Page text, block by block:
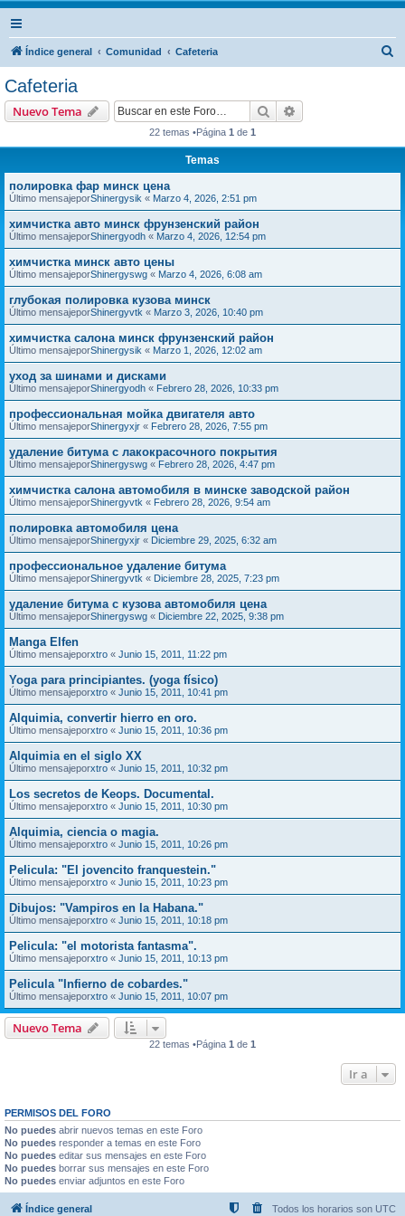
Índice general Comunidad Cafeteria
Cafeteria
Nuevo Tema Buscar
22 temas •Página 1 de 1
Temas
полировка фар минск цена
Último mensajeporShinergysik « Marzo 4, 2026, 2:51 pm
химчистка авто минск фрунзенский район
Último mensajeporShinergyodh « Marzo 4, 2026, 12:54 pm
химчистка минск авто цены
Último mensajeporShinergyswg « Marzo 4, 2026, 6:08 am
глубокая полировка кузова минск
Último mensajeporShinergyvtk « Marzo 3, 2026, 10:40 pm
химчистка салона минск фрунзенский район
Último mensajeporShinergysik « Marzo 1, 2026, 12:02 am
уход за шинами и дисками
Último mensajeporShinergyodh « Febrero 28, 2026, 10:33 pm
профессиональная мойка двигателя авто
Último mensajeporShinergyxjr « Febrero 28, 2026, 7:55 pm
удаление битума с лакокрасочного покрытия
Último mensajeporShinergyswg « Febrero 28, 2026, 4:47 pm
химчистка салона автомобиля в минске заводской район
Último mensajeporShinergyvtk « Febrero 28, 2026, 9:54 am
полировка автомобиля цена
Último mensajeporShinergyxjr « Diciembre 29, 2025, 6:32 am
профессиональное удаление битума
Último mensajeporShinergyvtk « Diciembre 28, 2025, 7:23 pm
удаление битума с кузова автомобиля цена
Último mensajeporShinergyswg « Diciembre 22, 2025, 9:38 pm
Manga Elfen
Último mensajeporxtro « Junio 15, 2011, 11:22 pm
Yoga para principiantes. (yoga físico)
Último mensajeporxtro « Junio 15, 2011, 10:41 pm
Alquimia, convertir hierro en oro.
Último mensajeporxtro « Junio 15, 2011, 10:36 pm
Alquimia en el siglo XX
Último mensajeporxtro « Junio 15, 2011, 10:32 pm
Los secretos de Keops. Documental.
Último mensajeporxtro « Junio 15, 2011, 10:30 pm
Alquimia, ciencia o magia.
Último mensajeporxtro « Junio 15, 2011, 10:26 pm
Pelicula: "El jovencito franquestein."
Último mensajeporxtro « Junio 15, 2011, 10:23 pm
Dibujos: "Vampiros en la Habana."
Último mensajeporxtro « Junio 15, 2011, 10:18 pm
Pelicula: "el motorista fantasma".
Último mensajeporxtro « Junio 15, 2011, 10:13 pm
Pelicula "Infierno de cobardes."
Último mensajeporxtro « Junio 15, 2011, 10:07 pm
Nuevo Tema
22 temas •Página 1 de 1
Ir a
PERMISOS DEL FORO
No puedes abrir nuevos temas en este Foro
No puedes responder a temas en este Foro
No puedes editar sus mensajes en este Foro
No puedes borrar sus mensajes en este Foro
No puedes enviar adjuntos en este Foro
Índice general Todos los horarios son UTC